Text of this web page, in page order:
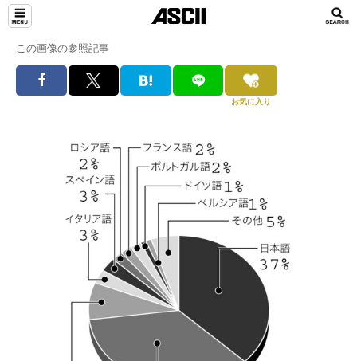
この画像の参照記事
お気に入り